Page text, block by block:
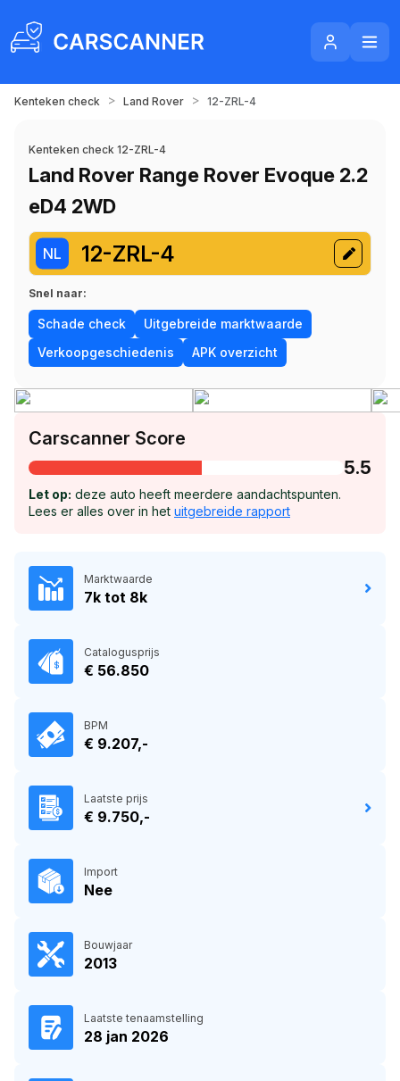
Kenteken check > Land Rover > 12-ZRL-4
Kenteken check 12-ZRL-4
Land Rover Range Rover Evoque 2.2
eD4 2WD
NL 12-ZRL-4
Snel naar:
Schade check
Uitgebreide marktwaarde
Verkoopgeschiedenis
APK overzicht
Carscanner Score
5.5
Let op: deze auto heeft meerdere aandachtspunten.
Lees er alles over in het uitgebreide rapport
Marktwaarde
7k tot 8k
Catalogusprijs
€ 56.850
BPM
€ 9.207,-
Laatste prijs
€ 9.750,-
Import
Nee
Bouwjaar
2013
Laatste tenaamstelling
28 jan 2026